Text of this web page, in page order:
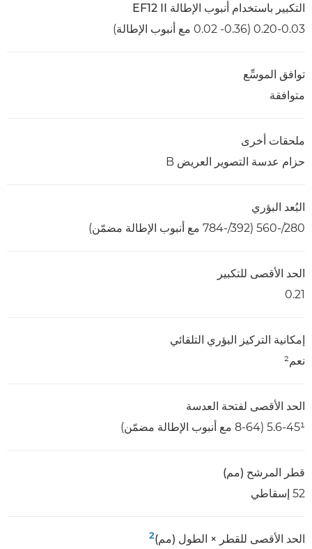
التكبير باستخدام أنبوب الإطالة EF12 II
0.20-0.03 (0.36- 0.02 مع أنبوب الإطالة)
توافق الموسِّع
متوافقة
ملحقات أخرى
حزام عدسة التصوير العريض B
البُعد البؤري
280/-560 (392/-784 مع أنبوب الإطالة مضمّن)
الحد الأقصى للتكبير
0.21
إمكانية التركيز البؤري التلقائي
نعم²
الحد الأقصى لفتحة العدسة
5.6-45¹ (8-64 مع أنبوب الإطالة مضمّن)
قطر المرشح (مم)
52 إسقاطي
الحد الأقصى للقطر × الطول (مم)2